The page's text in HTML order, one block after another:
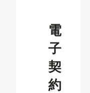
電
子
契
約